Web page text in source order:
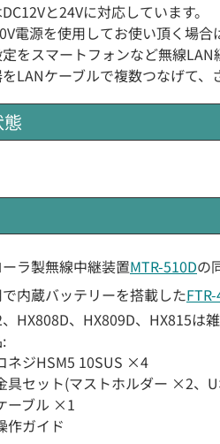
と24Vに対応しています。
電源を使用してお使い頂く場合
をスマートフォンなど無線LAN
LANケーブルで複数つなげて、
ラ製無線中継装置MTR-510Dの
内蔵バッテリーを搭載した
HX808D、HX809D、HX815は
ネジHSM5 10SUS ×4
具セット(マストホルダー ×2
ーブル ×1
作ガイド